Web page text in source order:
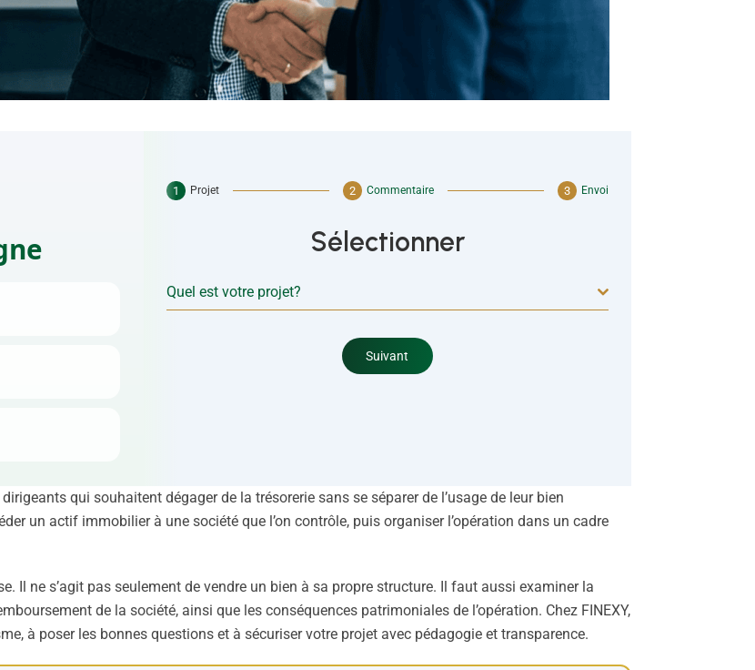
Projet Commentaire Envoi
Sélectionner
Quel est votre projet?
Suivant
qui souhaitent dégager de la trésorerie sans se séparer de l’usage de leur bien
un actif immobilier à une société que l’on contrôle, puis organiser l’opération dans un cadre
Il ne s’agit pas seulement de vendre un bien à sa propre structure. Il faut aussi examiner la
de la société, ainsi que les conséquences patrimoniales de l’opération. Chez FINEXY,
à poser les bonnes questions et à sécuriser votre projet avec pédagogie et transparence.